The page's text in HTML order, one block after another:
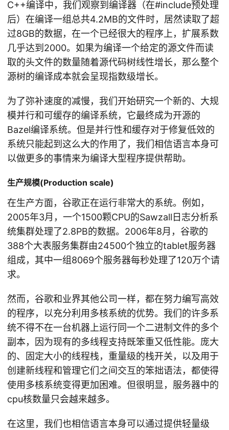
C++编译中，我们观察到编译器（在#include预处理
后）在编译一组总共4.2MB的文件时，居然读取了超
过8GB的数据，在一个已经很大的程序上，扩展系数
几乎达到2000。如果为编译一个给定的源文件而读
取的头文件的数量随着源代码树线性增长，那么整个
源树的编译成本就会呈现指数级增长。
为了弥补速度的减慢，我们开始研究一个新的、大规
模并行和可缓存的编译系统，它最终成为开源的
Bazel编译系统。但是并行性和缓存对于修复低效的
系统只能起到这么大的作用了，我们相信语言本身可
以做更多的事情来为编译大型程序提供帮助。
生产规模(Production scale)
在生产方面，谷歌正在运行非常大的系统。例如，
2005年3月，一个1500颗CPU的Sawzall日志分析系
统集群处理了2.8PB的数据。2006年8月，谷歌的
388个大表服务集群由24500个独立的tablet服务器
组成，其中一组8069个服务器每秒处理了120万个请
求。
然而，谷歌和业界其他公司一样，都在努力编写高效
的程序，以充分利用多核系统的优势。我们的许多系
统不得不在一台机器上运行同一个二进制文件的多个
副本，因为现有的多线程支持既笨重又低性能。庞大
的、固定大小的线程栈，重量级的栈开关，以及用于
创建新线程和管理它们之间交互的笨拙语法，都使得
使用多核系统变得更加困难。但很明显，服务器中的
cpu核数量只会越来越多。
在这里，我们也相信语言本身可以通过提供轻量级